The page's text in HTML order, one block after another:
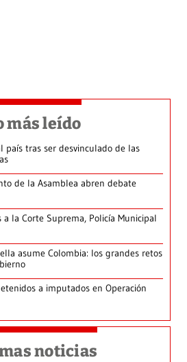
más leído
país tras ser desvinculado de las
de la Asamblea abren debate
a la Corte Suprema, Policía Municipal
asume Colombia: los grandes retos
a imputados en Operación
noticias